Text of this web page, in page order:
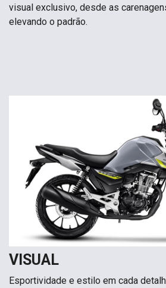
visual exclusivo, desde as
elevando o padrão.
VISUAL
Esportividade e estilo em cada